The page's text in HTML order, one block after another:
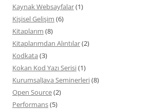
Kaynak Websayfalar(1)
Kişisel Gelişim (6)
Kitaplarım (8)
Kitaplarımdan Alıntılar(2)
Kodkata (3)
Kokan Kod Yazı Serisi(1)
KurumsalJava Seminerleri(8)
Open Source(2)
Performans(5)